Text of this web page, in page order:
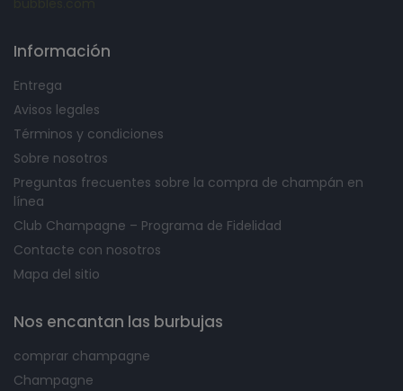
Información
Entrega
Avisos legales
Términos y condiciones
Sobre nosotros
Preguntas frecuentes sobre la compra de champán en
línea
Club Champagne – Programa de Fidelidad
Contacte con nosotros
Mapa del sitio
Nos encantan las burbujas
comprar champagne
Champagne